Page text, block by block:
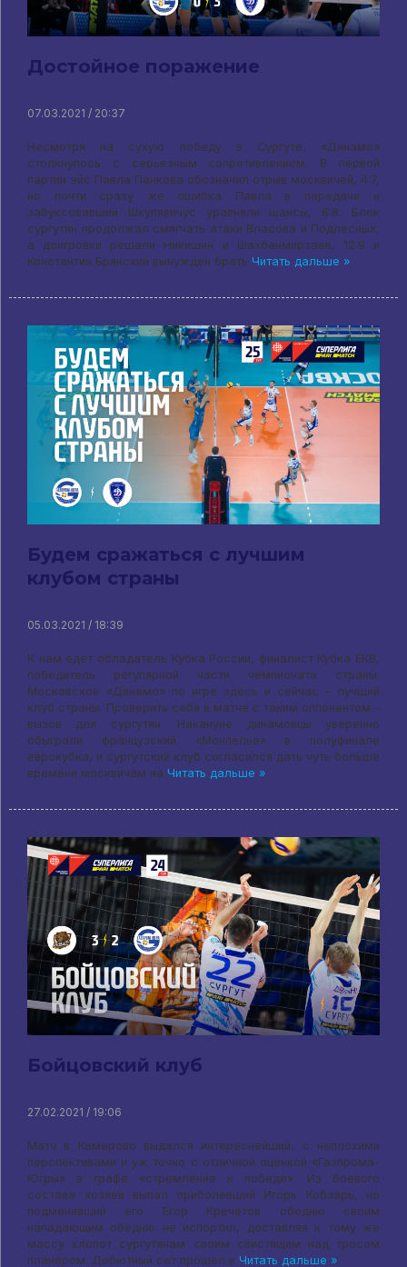
Достойное поражение
07.03.2021 / 20:37
Несмотря на сухую победу в Сургуте, «Динамо»
столкнулось с серьезным сопротивлением. В первой
партии эйс Павла Панкова обозначил отрыв москвичей, 4:7,
но почти сразу же ошибка Павла в передаче и
забуксовавший Шкулявичус уравняли шансы, 8:8. Блок
сургутян продолжал смягчать атаки Власова и Подлесных,
а доигровки решали Никишин и Шахбанмирзаев, 12:9 и
Константин Брянский вынужден брать Читать дальше »
Будем сражаться с лучшим
клубом страны
05.03.2021 / 18:39
К нам едет обладатель Кубка России, финалист Кубка ЕКВ,
победитель регулярной части чемпионата страны.
Московское «Динамо» по игре здесь и сейчас – лучший
клуб страны. Проверить себя в матче с таким оппонентом –
вызов для сургутян. Накануне динамовцы уверенно
обыграли французский «Монпелье» в полуфинале
еврокубка, и сургутский клуб согласился дать чуть больше
времени москвичам на Читать дальше »
Бойцовский клуб
27.02.2021 / 19:06
Матч в Кемерово выдался интереснейший, с неплохими
перспективами и уж точно с отличной оценкой «Газпрома-
Югры» в графе «стремление к победе». Из боевого
состава хозяев выпал приболевший Игорь Кобзарь, но
подменивший его Егор Кречетов обедню своим
нападающим обедню не испортил, доставляя к тому же
массу хлопот сургутянам своим свистящим над тросом
планером. Дебютный сет прошел в Читать дальше »